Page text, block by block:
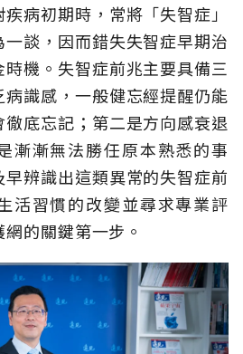
病初期時，常將「失智症」
談，因而錯失失智症早期治
機。失智症前兆主要具備三
識感，一般健忘經提醒仍能
底忘記；第二是方向感衰退
漸漸無法勝任原本熟悉的事
辨識出這類異常的失智症前
活習慣的改變並尋求專業評
的關鍵第一步。